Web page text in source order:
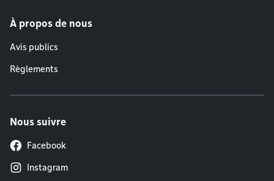
À propos de nous
Avis publics
Règlements
Nous suivre
Facebook
Instagram